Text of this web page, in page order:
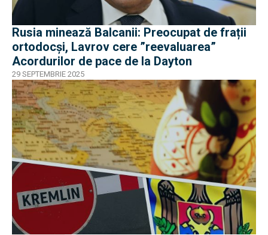
Rusia minează Balcanii: Preocupat de frații
ortodocși, Lavrov cere ”reevaluarea”
Acordurilor de pace de la Dayton
29 SEPTEMBRIE 2025
EXCLUSIV